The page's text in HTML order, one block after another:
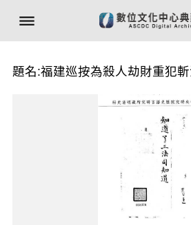
題名:福建巡按為殺人劫財重犯